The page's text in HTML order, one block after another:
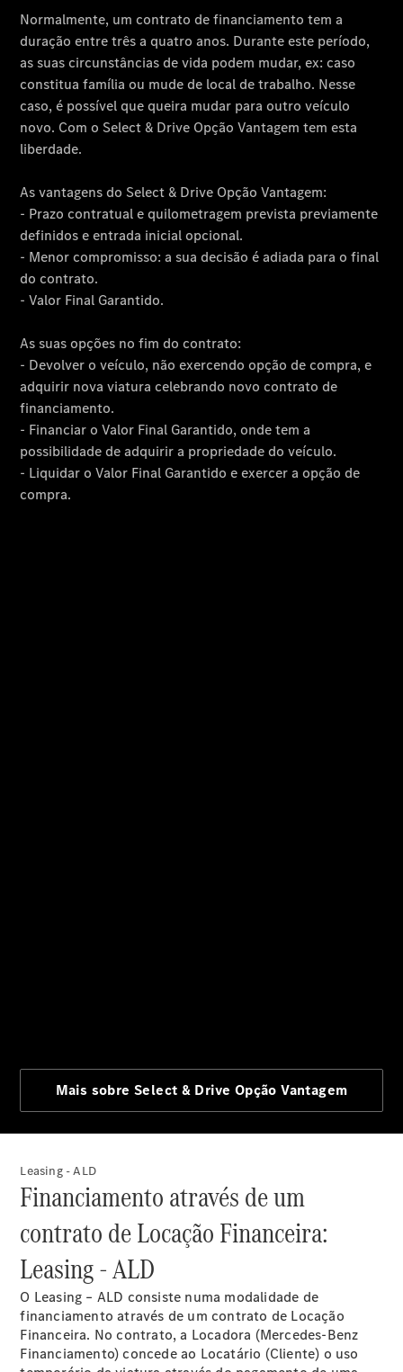
Contacto
Oportunidades
de carreira
Cartão de
cliente
Seminovos
Fornecedor/Proteção
de dados
Leasing - ALD
Financiamento através de um
contrato de Locação Financeira:
Leasing - ALD
O Leasing – ALD consiste numa modalidade de
financiamento através de um contrato de Locação
Financeira. No contrato, a Locadora (Mercedes-Benz
Financiamento) concede ao Locatário (Cliente) o uso